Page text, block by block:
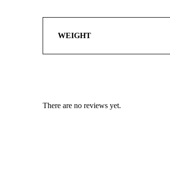
WEIGHT
There are no reviews yet.